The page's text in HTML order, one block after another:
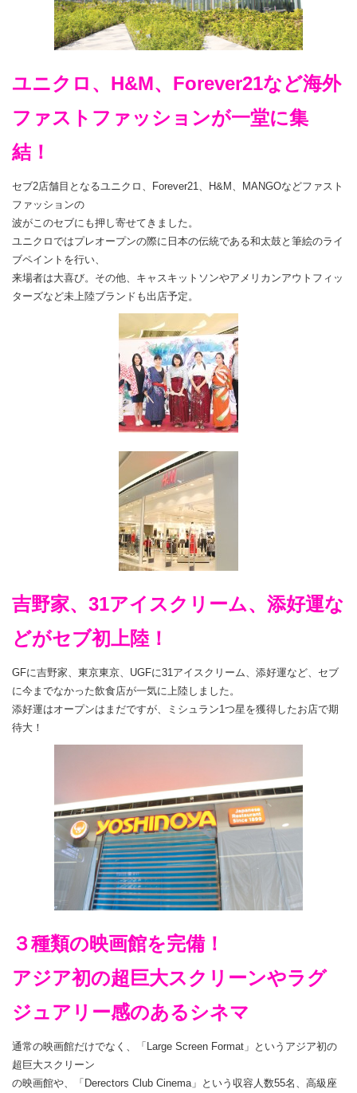
ユニクロ、H&M、Forever21など海外
ファストファッションが一堂に集
結！
セブ2店舗目となるユニクロ、Forever21、H&M、MANGOなどファスト
ファッションの
波がこのセブにも押し寄せてきました。
ユニクロではプレオープンの際に日本の伝統である和太鼓と筆絵のライ
ブペイントを行い、
来場者は大喜び。その他、キャスキットソンやアメリカンアウトフィッ
ターズなど未上陸ブランドも出店予定。
吉野家、31アイスクリーム、添好運な
どがセブ初上陸！
GFに吉野家、東京東京、UGFに31アイスクリーム、添好運など、セブ
に今までなかった飲食店が一気に上陸しました。
添好運はオープンはまだですが、ミシュラン1つ星を獲得したお店で期
待大！
３種類の映画館を完備！
アジア初の超巨大スクリーンやラグ
ジュアリー感のあるシネマ
通常の映画館だけでなく、「Large Screen Format」というアジア初の
超巨大スクリーン
の映画館や、「Derectors Club Cinema」という収容人数55名、高級座